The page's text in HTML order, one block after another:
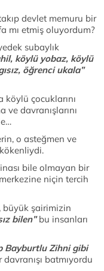
devlet memuru bir
mı etmiş oluyordum?
subaylık
köylü yobaz, köylü
öğrenci ukala”
çocuklarını
davranışlarını
o asteğmen ve
bile olmayan bir
niçin tercih
şairimizin
bilen”bu insanları
Bayburtlu Zihni gibi
batmıyordu